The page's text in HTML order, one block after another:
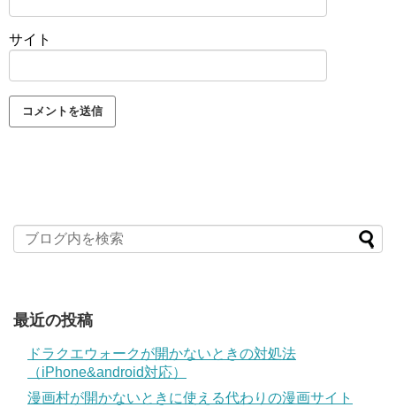
サイト
最近の投稿
ドラクエウォークが開かないときの対処法
（iPhone&android対応）
漫画村が開かないときに使える代わりの漫画サイト